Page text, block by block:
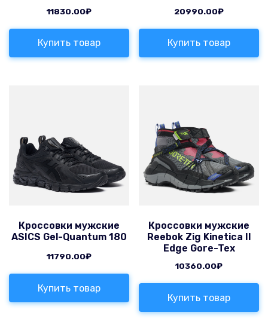
11830.00₽
Купить товар
20990.00₽
Купить товар
Кроссовки мужские
ASICS Gel-Quantum 180
11790.00₽
Купить товар
Кроссовки мужские
Reebok Zig Kinetica II
Edge Gore-Tex
10360.00₽
Купить товар